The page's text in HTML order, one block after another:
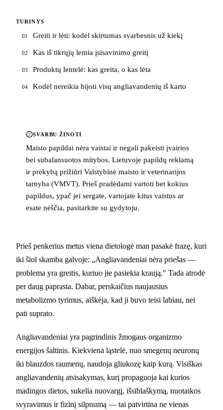
TURINYS
01 Greiti ir lėti: kodėl skirtumas svarbesnis už kiekį
02 Kas iš tikrųjų lemia įsisavinimo greitį
03 Produktų lentelė: kas greita, o kas lėta
04 Kodėl nereikia bijoti visų angliavandenių iš karto
SVARBU ŽINOTI
Maisto papildai nėra vaistai ir negali pakeisti įvairios
bei subalansuotos mitybos. Lietuvoje papildų reklamą
ir prekybą prižiūri Valstybinė maisto ir veterinarijos
tarnyba (VMVT). Prieš pradėdami vartoti bet kokius
papildus, ypač jei sergate, vartojate kitus vaistus ar
esate nėščia, pasitarkite su gydytoju.
Prieš penkerius metus viena dietologė man pasakė frazę, kuri
iki šiol skamba galvoje: „Angliavandeniai nėra priešas —
problema yra greitis, kuriuo jie pasiekia kraują." Tada atrodė
per daug paprasta. Dabar, perskaičius naujausius
metabolizmo tyrimus, aiškėja, kad ji buvo teisi labiau, nei
pati suprato.
Angliavandeniai yra pagrindinis žmogaus organizmo
energijos šaltinis. Kiekviena ląstelė, nuo smegenų neuronų
iki blauzdos raumenų, naudoja gliukozę kaip kurą. Visiškas
angliavandenių atsisakymas, kurį propaguoja kai kurios
madingos dietos, sukelia nuovargį, išsiblaškymą, nuotaikos
svyravimus ir fizinį silpnumą — tai patvirtina ne vienas